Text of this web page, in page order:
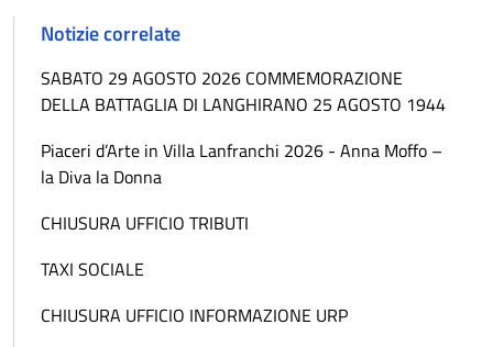
Notizie correlate
SABATO 29 AGOSTO 2026 COMMEMORAZIONE
DELLA BATTAGLIA DI LANGHIRANO 25 AGOSTO 1944
Piaceri d’Arte in Villa Lanfranchi 2026 - Anna Moffo –
la Diva la Donna
CHIUSURA UFFICIO TRIBUTI
TAXI SOCIALE
CHIUSURA UFFICIO INFORMAZIONE URP